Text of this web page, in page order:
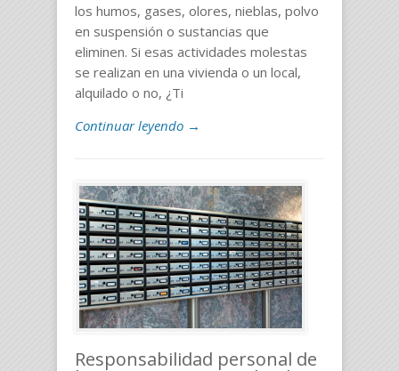
los humos, gases, olores, nieblas, polvo
en suspensión o sustancias que
eliminen. Si esas actividades molestas
se realizan en una vivienda o un local,
alquilado o no, ¿Ti
Continuar leyendo →
Responsabilidad personal de